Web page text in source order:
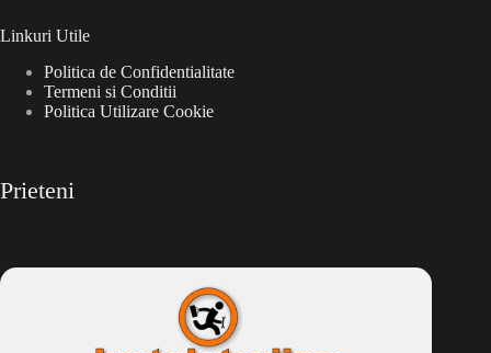
Linkuri Utile
Politica de Confidentialitate
Termeni si Conditii
Politica Utilizare Cookie
Prieteni